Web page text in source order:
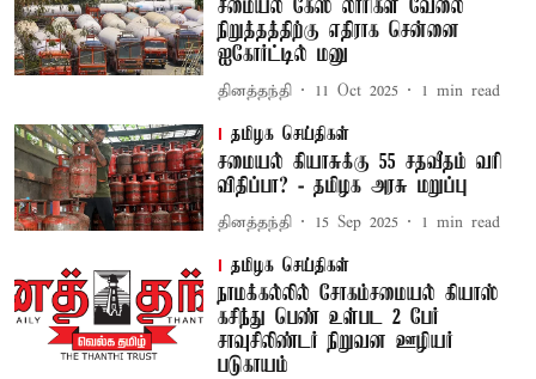
சமையல் கேஸ் லாரிகள் வேலை
நிறுத்தத்திற்கு எதிராக சென்னை
ஐகோர்ட்டில் மனு
தினத்தந்தி 11 Oct 2025 1 min read
தமிழக செய்திகள்
சமையல் கியாசுக்கு 55 சதவீதம் வரி
விதிப்பா? - தமிழக அரசு மறுப்பு
தினத்தந்தி 15 Sep 2025 1 min read
தமிழக செய்திகள்
நாமக்கல்லில் சோகம்சமையல் கியாஸ்
கசிந்து பெண் உள்பட 2 பேர்
சாவுசிலிண்டர் நிறுவன ஊழியர்
படுகாயம்